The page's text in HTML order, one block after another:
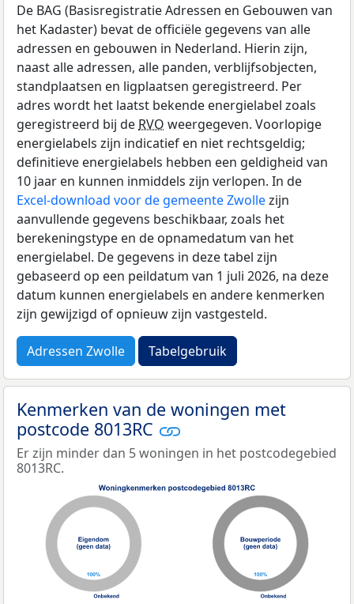
De BAG (Basisregistratie Adressen en Gebouwen van
het Kadaster) bevat de officiële gegevens van alle
adressen en gebouwen in Nederland. Hierin zijn,
naast alle adressen, alle panden, verblijfsobjecten,
standplaatsen en ligplaatsen geregistreerd. Per
adres wordt het laatst bekende energielabel zoals
geregistreerd bij de RVO weergegeven. Voorlopige
energielabels zijn indicatief en niet rechtsgeldig;
definitieve energielabels hebben een geldigheid van
10 jaar en kunnen inmiddels zijn verlopen. In de
Excel-download voor de gemeente Zwollezijn
aanvullende gegevens beschikbaar, zoals het
berekeningstype en de opnamedatum van het
energielabel. De gegevens in deze tabel zijn
gebaseerd op een peildatum van 1 juli 2026, na deze
datum kunnen energielabels en andere kenmerken
zijn gewijzigd of opnieuw zijn vastgesteld.
Adressen Zwolle Tabelgebruik
Kenmerken van de woningen met
postcode 8013RC
Er zijn minder dan 5 woningen in het postcodegebied
8013RC.